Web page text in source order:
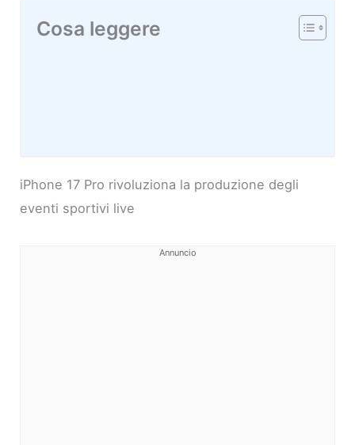
Cosa leggere
iPhone 17 Pro rivoluziona la produzione degli
eventi sportivi live
Annuncio